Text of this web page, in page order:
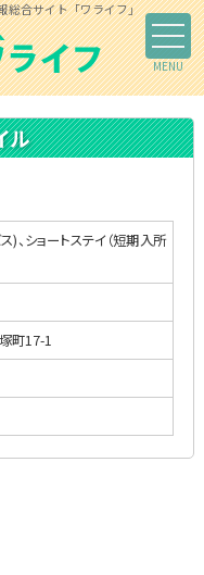
総合サイト「ワライフ」
ル
)、ショートステイ（短期入所
町17-1